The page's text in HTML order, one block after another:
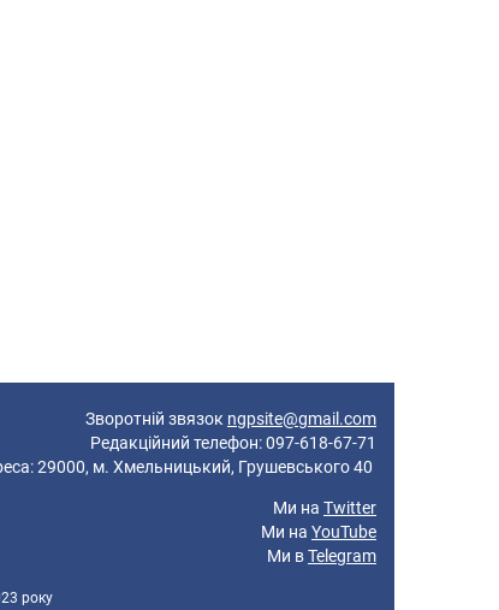
Зворотній звязок ngpsite@gmail.com
Редакційний телефон: 097-618-67-71
29000, м. Хмельницький, Грушевського 40
Ми на Twitter
Ми на YouTube
Ми вTelegram
року